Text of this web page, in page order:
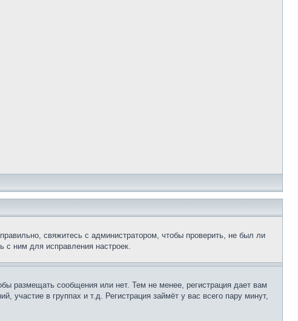
свяжитесь с администратором, чтобы проверить, не был ли
с ним для исправления настроек.
размещать сообщения или нет. Тем не менее, регистрация дает вам
в группах и т.д. Регистрация займёт у вас всего пару минут,